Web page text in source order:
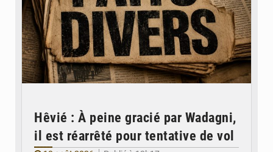
Hêvié : À peine gracié par Wadagni,
il est réarrêté pour tentative de vol